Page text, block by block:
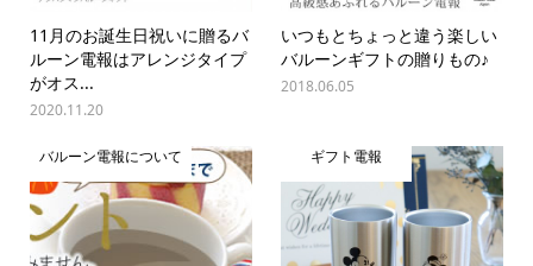
11月のお誕生日祝いに贈るバ
ルーン電報はアレンジタイプ
がオス...
2020.11.20
いつもとちょっと違う楽しい
バルーンギフトの贈りもの♪
2018.06.05
バルーン電報について ギフト電報